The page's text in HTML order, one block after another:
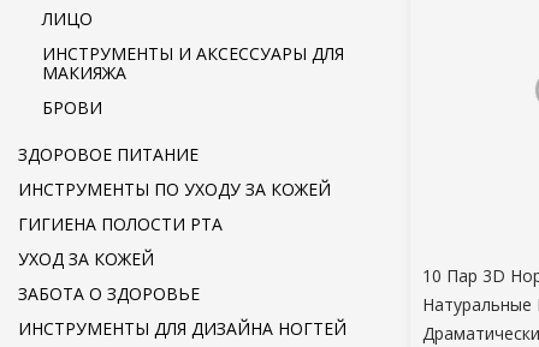
ЛИЦО
ИНСТРУМЕНТЫ И АКСЕССУАРЫ ДЛЯ
МАКИЯЖА
БРОВИ
ЗДОРОВОЕ ПИТАНИЕ
ИНСТРУМЕНТЫ ПО УХОДУ ЗА КОЖЕЙ
ГИГИЕНА ПОЛОСТИ РТА
УХОД ЗА КОЖЕЙ
ЗАБОТА О ЗДОРОВЬЕ
ИНСТРУМЕНТЫ ДЛЯ ДИЗАЙНА НОГТЕЙ
10 Пар 3D
Натуральные